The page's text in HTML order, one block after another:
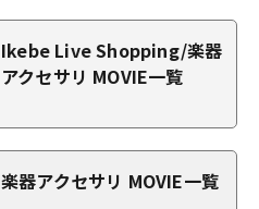
Ikebe Live Shopping/楽器
アクセサリ MOVIE一覧
楽器アクセサリ MOVIE一覧